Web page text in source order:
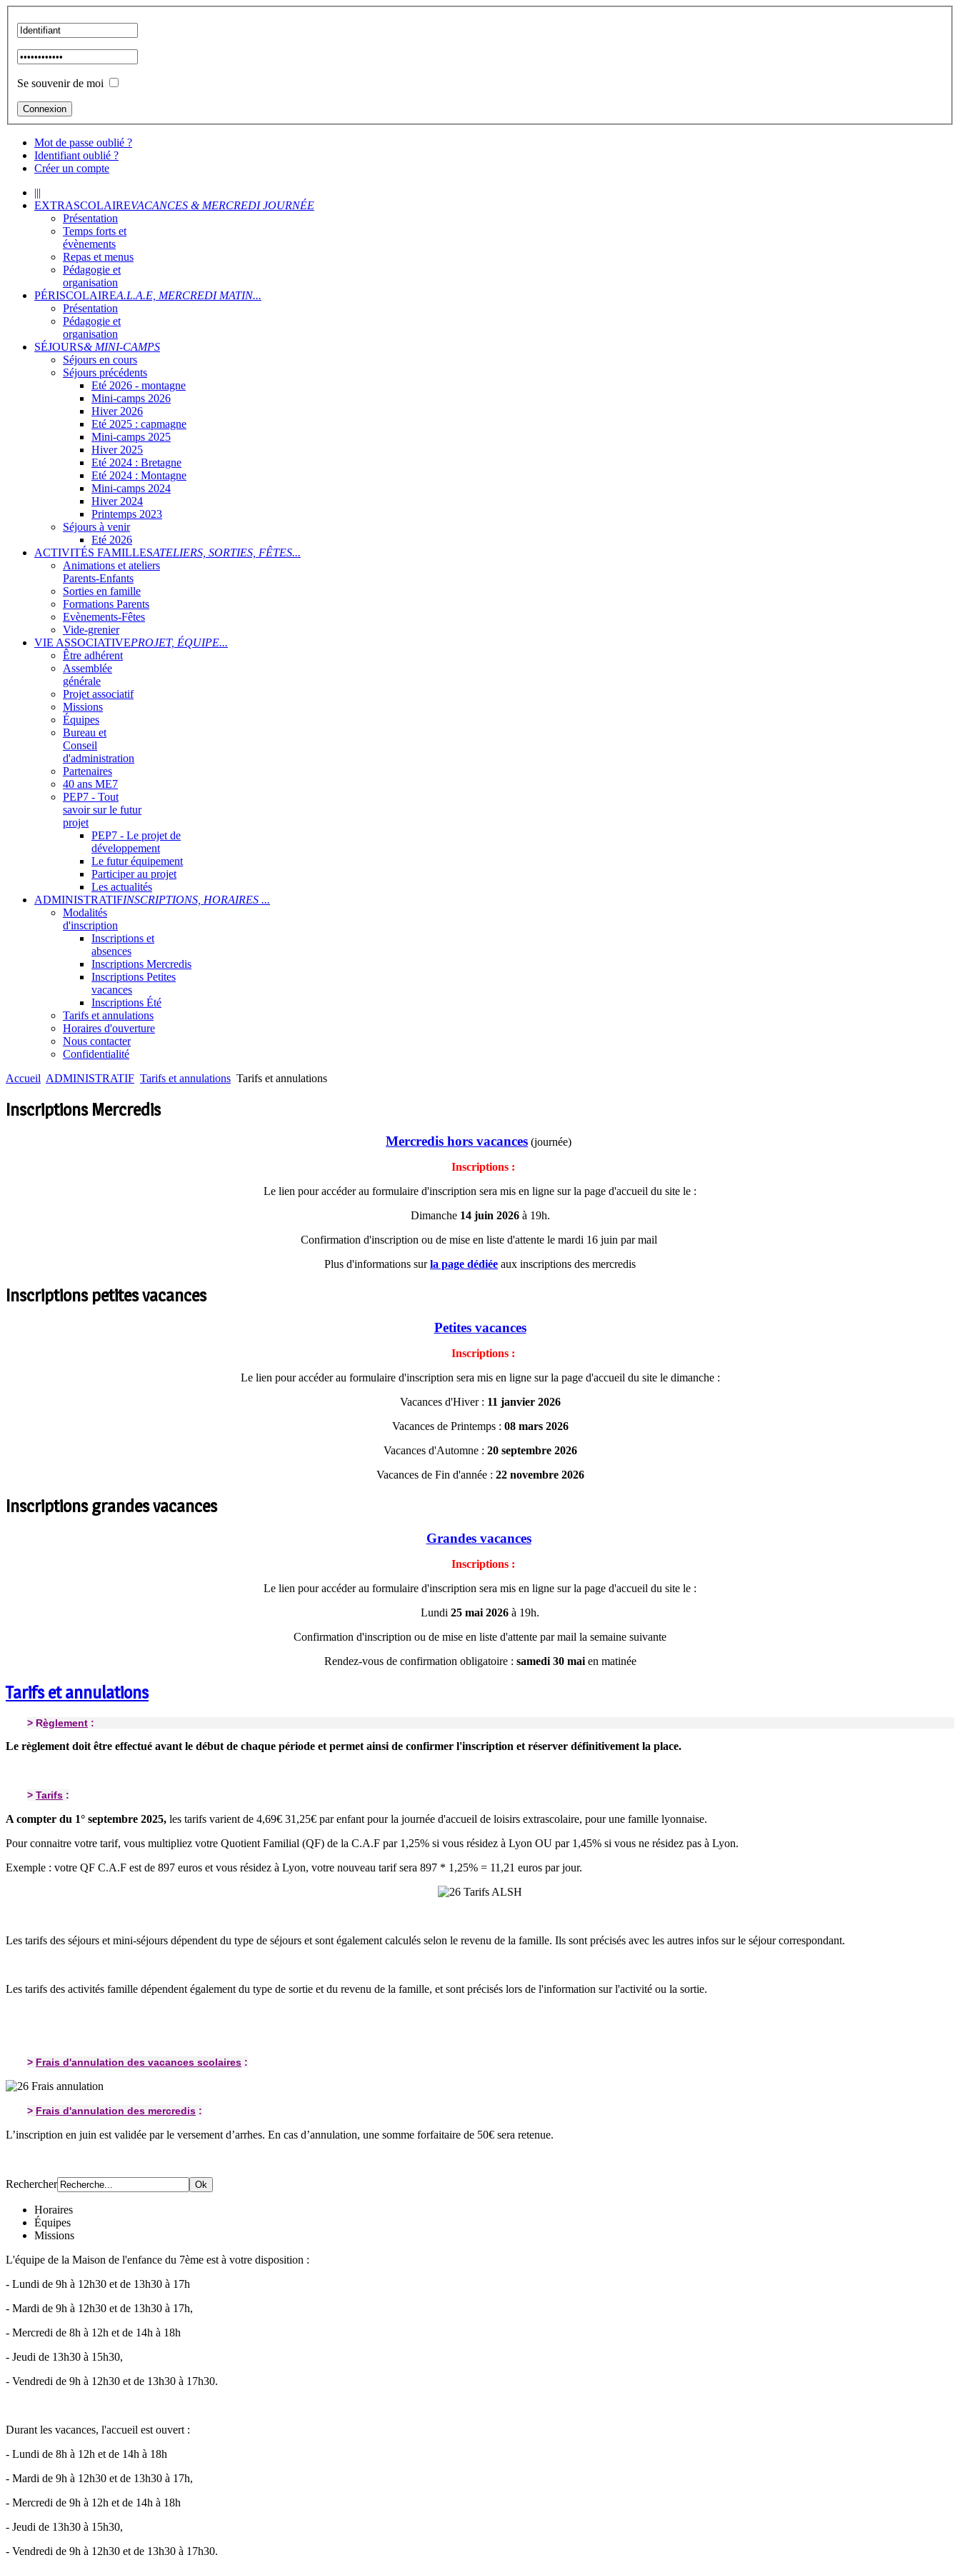
Se souvenir de moi
Mot de passe oublié ?
Identifiant oublié ?
Créer un compte
|||
EXTRASCOLAIREVACANCES & MERCREDI JOURNÉE
Présentation
Temps forts et
évènements
Repas et menus
Pédagogie et
organisation
PÉRISCOLAIREA.L.A.E, MERCREDI MATIN...
Présentation
Pédagogie et
organisation
SÉJOURS& MINI-CAMPS
Séjours en cours
Séjours précédents
Eté 2026 - montagne
Mini-camps 2026
Hiver 2026
Eté 2025 : capmagne
Mini-camps 2025
Hiver 2025
Eté 2024 : Bretagne
Eté 2024 : Montagne
Mini-camps 2024
Hiver 2024
Printemps 2023
Séjours à venir
Eté 2026
ACTIVITÉS FAMILLESATELIERS, SORTIES, FÊTES...
Animations et ateliers
Parents-Enfants
Sorties en famille
Formations Parents
Evènements-Fêtes
Vide-grenier
VIE ASSOCIATIVEPROJET, ÉQUIPE...
Être adhérent
Assemblée
générale
Projet associatif
Missions
Équipes
Bureau et
Conseil
d'administration
Partenaires
40 ans ME7
PEP7 - Tout
savoir sur le futur
projet
PEP7 - Le projet de
développement
Le futur équipement
Participer au projet
Les actualités
ADMINISTRATIFINSCRIPTIONS, HORAIRES ...
Modalités
d'inscription
Inscriptions et
absences
Inscriptions Mercredis
Inscriptions Petites
vacances
Inscriptions Été
Tarifs et annulations
Horaires d'ouverture
Nous contacter
Confidentialité
Accueil ADMINISTRATIF Tarifs et annulations Tarifs et annulations
Inscriptions Mercredis
Mercredis hors vacances (journée)
Inscriptions :
Le lien pour accéder au formulaire d'inscription sera mis en ligne sur la page d'accueil du site le :
Dimanche 14 juin 2026à 19h.
Confirmation d'inscription ou de mise en liste d'attente le mardi 16 juin par mail
Plus d'informations surla page dédiée aux inscriptions des mercredis
Inscriptions petites vacances
Petites vacances
Inscriptions :
Le lien pour accéder au formulaire d'inscription sera mis en ligne sur la page d'accueil du site le dimanche :
Vacances d'Hiver : 11 janvier 2026
Vacances de Printemps : 08 mars 2026
Vacances d'Automne : 20 septembre 2026
Vacances de Fin d'année : 22 novembre 2026
Inscriptions grandes vacances
Grandes vacances
Inscriptions :
Le lien pour accéder au formulaire d'inscription sera mis en ligne sur la page d'accueil du site le :
Lundi 25 mai 2026 à 19h.
Confirmation d'inscription ou de mise en liste d'attente par mail la semaine suivante
Rendez-vous de confirmation obligatoire : samedi 30 maien matinée
Tarifs et annulations
> Règlement :
Le règlement doit être effectué avant le début de chaque période et permet ainsi de confirmer l'inscription et réserver définitivement la place.
> Tarifs :
A compter du 1° septembre 2025, les tarifs varient de 4,69€ 31,25€ par enfant pour la journée d'accueil de loisirs extrascolaire, pour une famille lyonnaise.
Pour connaitre votre tarif, vous multipliez votre Quotient Familial (QF) de la C.A.F par 1,25% si vous résidez à Lyon OU par 1,45% si vous ne résidez pas à Lyon.
Exemple : votre QF C.A.F est de 897 euros et vous résidez à Lyon, votre nouveau tarif sera 897 * 1,25% = 11,21 euros par jour.
Les tarifs des séjours et mini-séjours dépendent du type de séjours et sont également calculés selon le revenu de la famille. Ils sont précisés avec les autres infos sur le séjour correspondant.
Les tarifs des activités famille dépendent également du type de sortie et du revenu de la famille, et sont précisés lors de l'information sur l'activité ou la sortie.
> Frais d'annulation des vacances scolaires :
> Frais d'annulation des mercredis :
L’inscription en juin est validée par le versement d’arrhes. En cas d’annulation, une somme forfaitaire de 50€ sera retenue.
Rechercher
Horaires
Équipes
Missions
L'équipe de la Maison de l'enfance du 7ème est à votre disposition :
- Lundi de 9h à 12h30 et de 13h30 à 17h
- Mardi de 9h à 12h30 et de 13h30 à 17h,
- Mercredi de 8h à 12h et de 14h à 18h
- Jeudi de 13h30 à 15h30,
- Vendredi de 9h à 12h30 et de 13h30 à 17h30.
Durant les vacances, l'accueil est ouvert :
- Lundi de 8h à 12h et de 14h à 18h
- Mardi de 9h à 12h30 et de 13h30 à 17h,
- Mercredi de 9h à 12h et de 14h à 18h
- Jeudi de 13h30 à 15h30,
- Vendredi de 9h à 12h30 et de 13h30 à 17h30.